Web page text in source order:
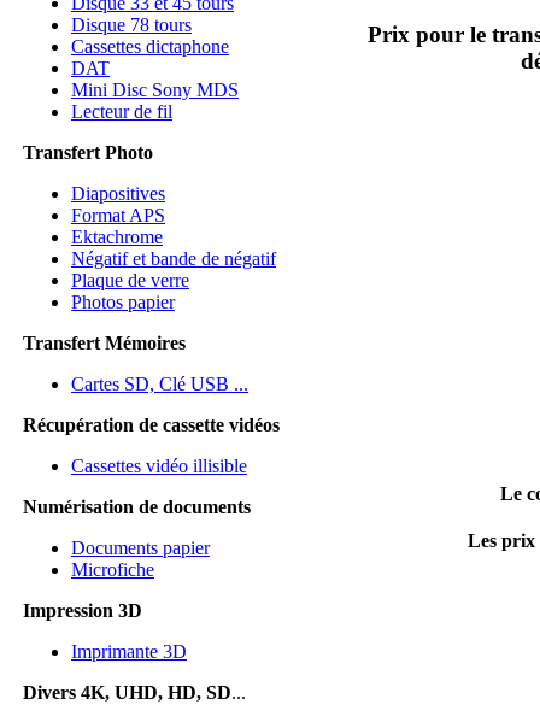
Prix pour le
Le
Les prix
Disque 78 tours
Cassettes dictaphone
DAT
Mini Disc Sony MDS
Lecteur de fil
Transfert Photo
Diapositives
Format APS
Ektachrome
Négatif et bande de négatif
Plaque de verre
Photos papier
Transfert Mémoires
Cartes SD, Clé USB ...
Récupération de cassette vidéos
Cassettes vidéo illisible
Numérisation de documents
Documents papier
Microfiche
Impression 3D
Imprimante 3D
Divers 4K, UHD, HD, SD...